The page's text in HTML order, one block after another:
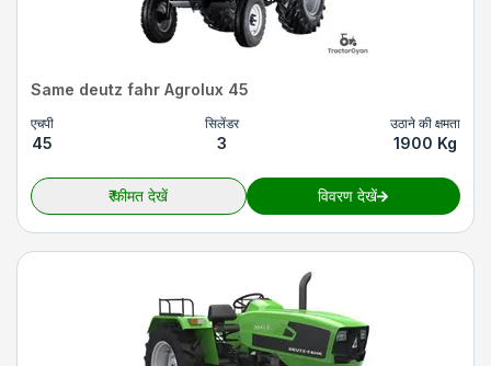
Same deutz fahr Agrolux 45
एचपी
45
सिलेंडर
3
उठाने की क्षमता
1900 Kg
₹कीमत देखें विवरण देखें